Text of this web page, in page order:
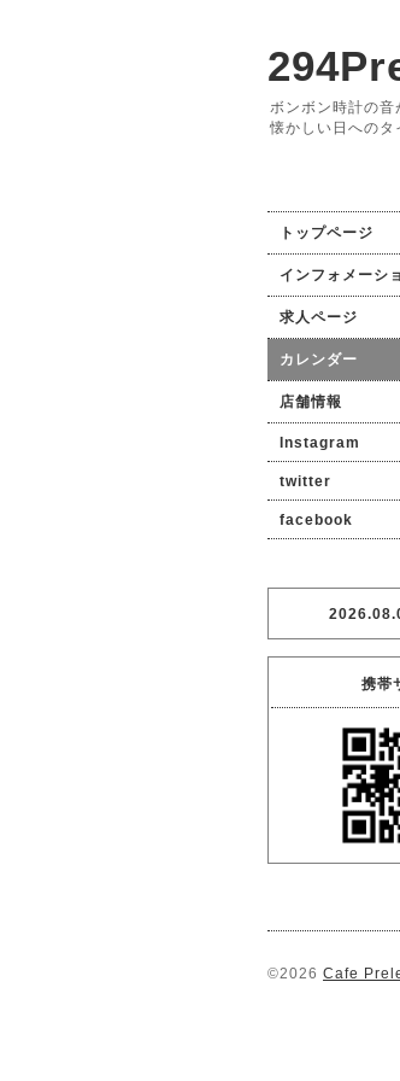
ボンボン時計の音
懐かしい日へのタ
トップページ
インフォメーシ
求人ページ
カレンダー
店舗情報
Instagram
twitter
facebook
携帯
©2026 Cafe